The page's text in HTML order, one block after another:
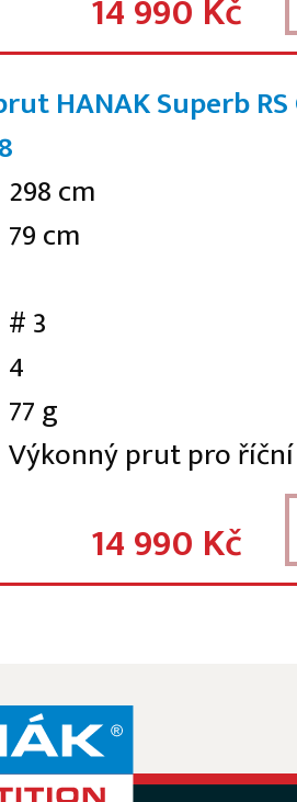
14 990 Kč
HANAK Superb
298 cm
79 cm
# 3
4
77 g
Výkonný prut pro
14 990 Kč